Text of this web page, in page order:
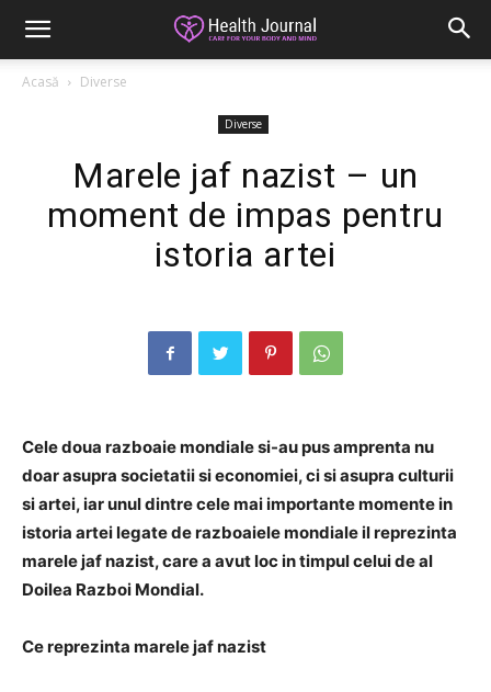
Acasă Diverse
Diverse
Marele jaf nazist – un
moment de impas pentru
istoria artei
Cele doua razboaie mondiale si-au pus amprenta nu
doar asupra societatii si economiei, ci si asupra culturii
si artei, iar unul dintre cele mai importante momente in
istoria artei legate de razboaiele mondiale il reprezinta
marele jaf nazist, care a avut loc in timpul celui de al
Doilea Razboi Mondial.
Ce reprezinta marele jaf nazist